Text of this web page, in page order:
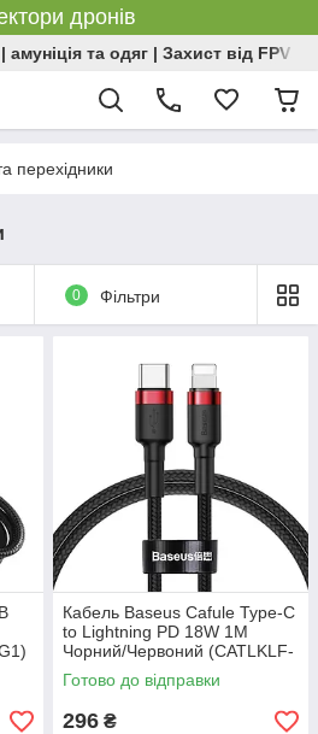
дронів
та одяг | Захист від FPV |
перехідники
0 Фільтри
Кабель Baseus Cafule Type-C
to Lightning PD 18W 1M
Чорний/Червоний (CATLKLF-
91)
Готово до відправки
296 ₴